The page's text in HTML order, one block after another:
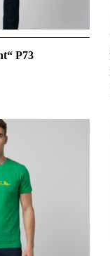
P73